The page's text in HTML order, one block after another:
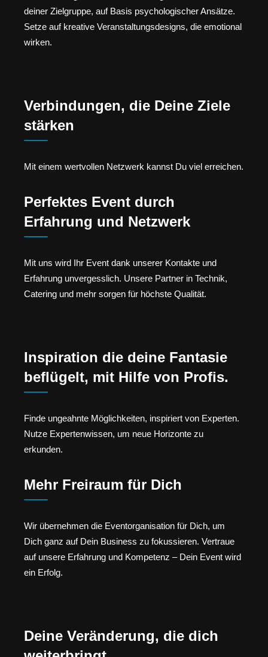
deiner Zielgruppe, auf Basis psychologischer Ansätze.
Setze auf kreative Veranstaltungsdesigns, die emotional
wirken.
Verbindungen, die Deine Ziele
stärken
Mit einem wertvollen Netzwerk kannst Du viel erreichen.
Perfektes Event durch
Erfahrung und Netzwerk
Mit uns wird Ihr Event dank unserer Kontakte und
Erfahrung unvergesslich. Unsere Partner in Technik,
Catering und mehr sorgen für höchste Qualität.
Inspiration die deine Fantasie
beflügelt, mit Hilfe von Profis.
Finde ungeahnte Möglichkeiten, inspiriert von Experten.
Nutze Expertenwissen, um neue Horizonte zu
erkunden.
Mehr Freiraum für Dich
Wir übernehmen die Eventorganisation für Dich, um
Dich ganz auf Dein Business zu fokussieren. Vertraue
auf unsere Erfahrung und Kompetenz – Dein Event wird
ein Erfolg.
Deine Veränderung, die dich